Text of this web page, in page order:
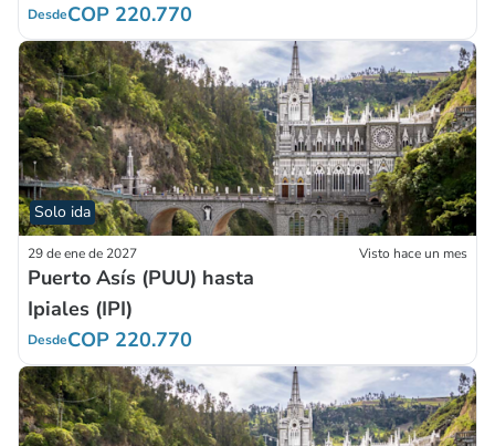
DesdeCOP 220.770
Solo ida
29 de ene de 2027 Visto hace un mes
Puerto Asís (PUU) hasta
Ipiales (IPI)
DesdeCOP 220.770